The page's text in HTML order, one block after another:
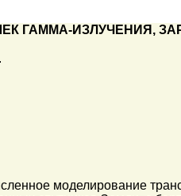
ГАММА-ИЗЛУЧЕНИЯ,
моделирование